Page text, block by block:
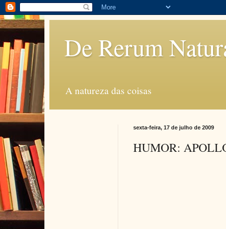
De Rerum
A natureza das coisas
sexta-feira, 17 de julho de 2009
HUMOR: